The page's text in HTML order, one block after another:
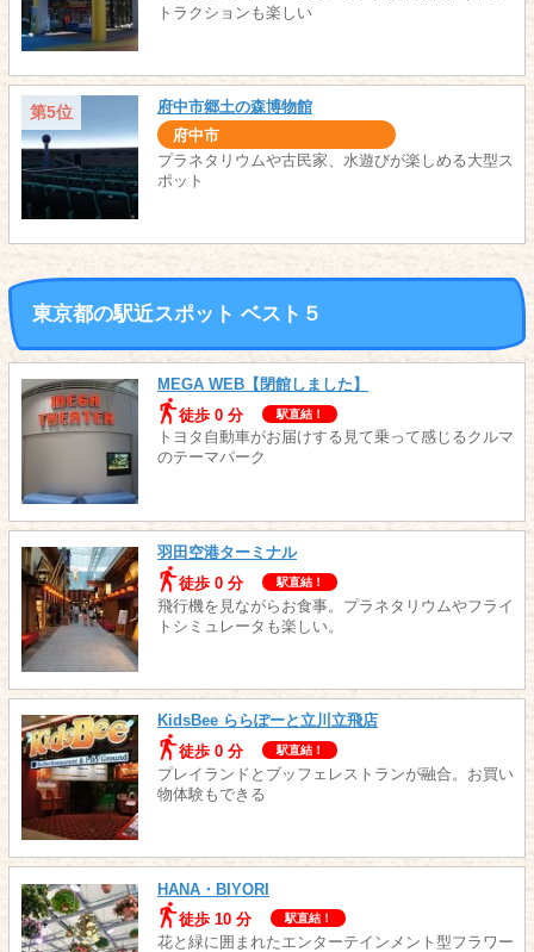
トラクションも楽しい
第5位 府中市郷土の森博物館
府中市
プラネタリウムや古民家、水遊びが楽しめる大型ス
ポット
東京都の駅近スポット ベスト５
MEGA WEB【閉館しました】
徒歩 0 分
駅直結！
トヨタ自動車がお届けする見て乗って感じるクルマ
のテーマパーク
羽田空港ターミナル
徒歩 0 分
駅直結！
飛行機を見ながらお食事。プラネタリウムやフライ
トシミュレータも楽しい。
KidsBee ららぽーと立川立飛店
徒歩 0 分
駅直結！
プレイランドとブッフェレストランが融合。お買い
物体験もできる
HANA・BIYORI
徒歩 10 分
駅直結！
花と緑に囲まれたエンターテインメント型フラワー